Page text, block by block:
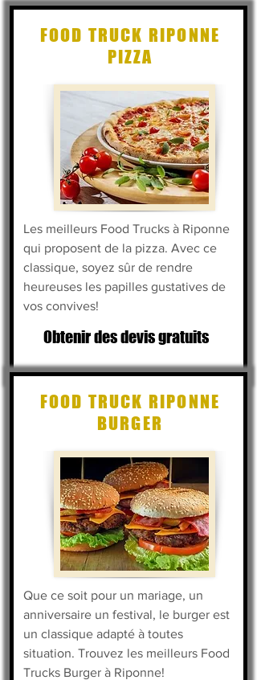
FOOD TRUCK RIPONNE
PIZZA
Les meilleurs Food Trucks à Riponne
qui proposent de la pizza. Avec ce
classique, soyez sûr de rendre
heureuses les papilles gustatives de
vos convives!
Obtenir des devis gratuits
FOOD TRUCK RIPONNE
BURGER
Que ce soit pour un mariage, un
anniversaire un festival, le burger est
un classique adapté à toutes
situation. Trouvez les meilleurs Food
Trucks Burger à Riponne!